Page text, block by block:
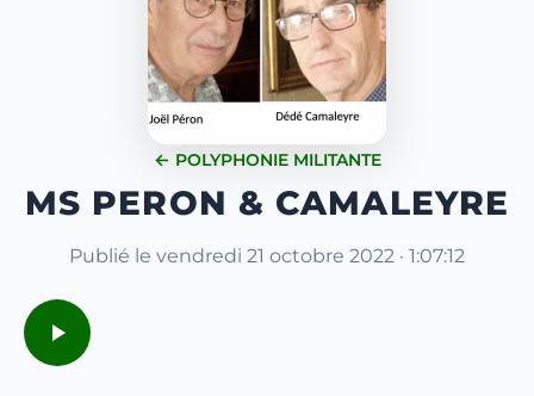
← POLYPHONIE MILITANTE
MS PERON & CAMALEYRE
Publié le vendredi 21 octobre 2022 · 1:07:12